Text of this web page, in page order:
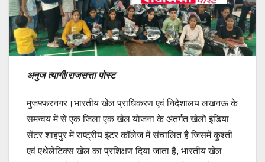
अनुज त्यागी/राजसत्ता पोस्ट
मुजफ्फरनगर।भारतीय खेल प्राधिकरण एवं निदेशालय लखनऊ के
समन्वय में से एक जिला एक खेल योजना के अंतर्गत खेलो इंडिया
सेंटर शाहपुर में राष्ट्रीय इंटर कॉलेज में संचालित है जिसमें कुश्ती
एवं एथेलेटिक्स खेल का प्रशिक्षण दिया जाता है, भारतीय खेल